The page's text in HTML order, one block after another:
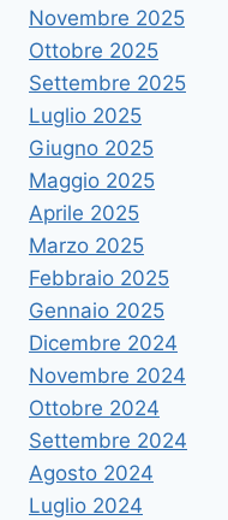
Novembre 2025
Ottobre 2025
Settembre 2025
Luglio 2025
Giugno 2025
Maggio 2025
Aprile 2025
Marzo 2025
Febbraio 2025
Gennaio 2025
Dicembre 2024
Novembre 2024
Ottobre 2024
Settembre 2024
Agosto 2024
Luglio 2024